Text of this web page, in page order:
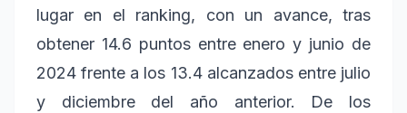
lugar en el ranking, con un avance, tras
obtener 14.6 puntos entre enero y junio de
2024 frente a los 13.4 alcanzados entre julio
y diciembre del año anterior. De los